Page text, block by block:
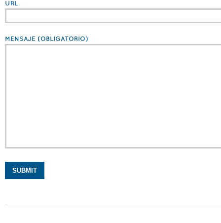
URL
MENSAJE (OBLIGATORIO)